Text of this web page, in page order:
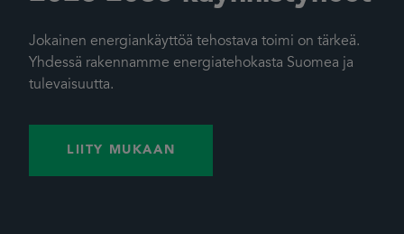
Jokainen energiankäyttöä tehostava toimi on tärkeä.
Yhdessä rakennamme energiatehokasta Suomea ja
tulevaisuutta.
LIITY MUKAAN